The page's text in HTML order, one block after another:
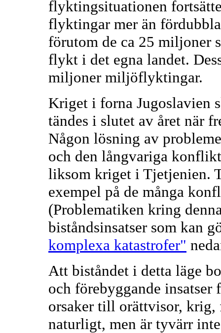
flyktingsituationen
flyktingar mer än
förutom de ca 25 miljoner
flykt i det egna landet.
miljoner miljöflyktingar.
Kriget i forna Jugoslavien
tändes i slutet av året när
Någon lösning av
och den långvariga
liksom kriget i Tjetjenien.
exempel på de många
(Problematiken kring
biståndsinsatser som kan
komplexa katastrofer"
Att biståndet i detta läge
och förebyggande
orsaker till orättvisor,
naturligt, men är tyvärr